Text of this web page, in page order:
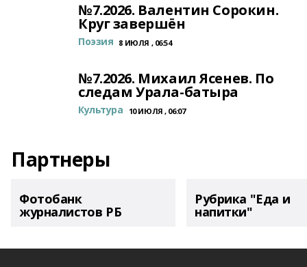
№7.2026. Валентин Сорокин.
Круг завершён
Поэзия 8 ИЮЛЯ , 06:54
№7.2026. Михаил Ясенев. По
следам Урала-батыра
Культура 10 ИЮЛЯ , 06:07
Партнеры
Фотобанк
журналистов РБ
Рубрика "Еда и
напитки"